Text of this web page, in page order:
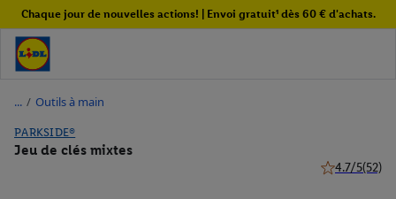
Chaque jour de nouvelles actions! | Envoi gratuit¹ dès 60 € d'achats.
/ Outils à main
PARKSIDE®
Jeu de clés mixtes
4.7/5(52)